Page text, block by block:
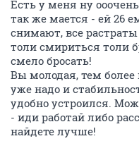
Есть у меня ну
так же мается - ей 26
снимают, все
толи смириться толи
смело бросать!
Вы молодая, тем более
уже надо и
удобно устроился.
- иди работай либо
найдете лучше!